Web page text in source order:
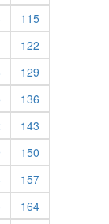
115
122
129
136
143
150
157
164